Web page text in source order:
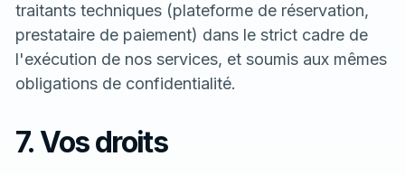
traitants techniques (plateforme de réservation,
prestataire de paiement) dans le strict cadre de
l'exécution de nos services, et soumis aux mêmes
obligations de confidentialité.
7. Vos droits